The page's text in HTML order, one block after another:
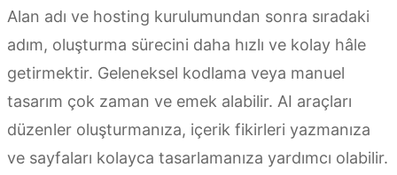
Alan adı ve hosting kurulumundan sonra sıradaki
adım, oluşturma sürecini daha hızlı ve kolay hâle
getirmektir. Geleneksel kodlama veya manuel
tasarım çok zaman ve emek alabilir. AI araçları
düzenler oluşturmanıza, içerik fikirleri yazmanıza
ve sayfaları kolayca tasarlamanıza yardımcı olabilir.